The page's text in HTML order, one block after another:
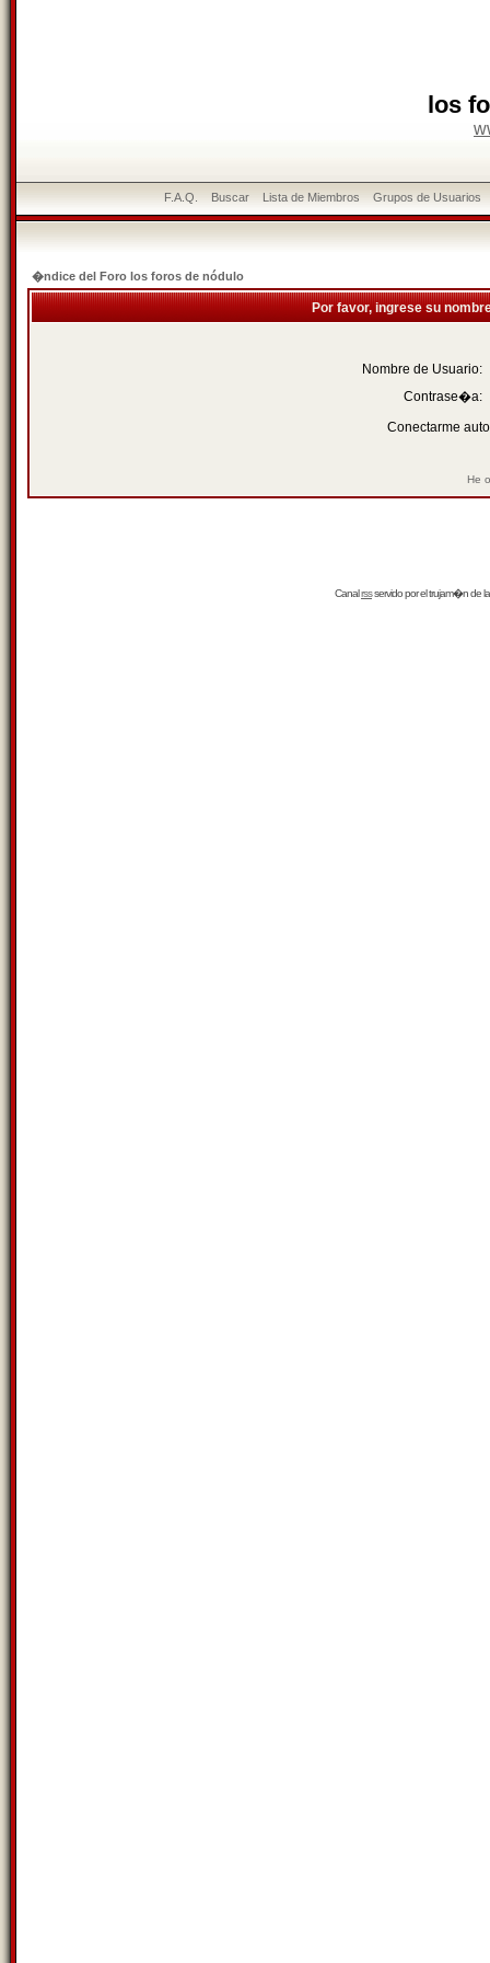
los
F.A.Q. Buscar Lista de Miembros Grupos de Usuarios
�ndice del Foro los foros de nódulo
Por favor, ingrese su
Nombre de Usuario:
Contrase�a:
Conectarme
He
Canalrssservido por eltrujam�nde